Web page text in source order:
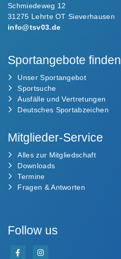
Schmiedeweg 12
31275 Lehrte OT Sieverhausen
info@tsv03.de
Sportangebote finden
Unser Sportangebot
Sportsuche
Ausfälle und Vertretungen
Deutsches Sportabzeichen
Mitglieder-Service
Alles zur Mitgliedschaft
Downloads
Termine
Fragen & Antworten
Follow us